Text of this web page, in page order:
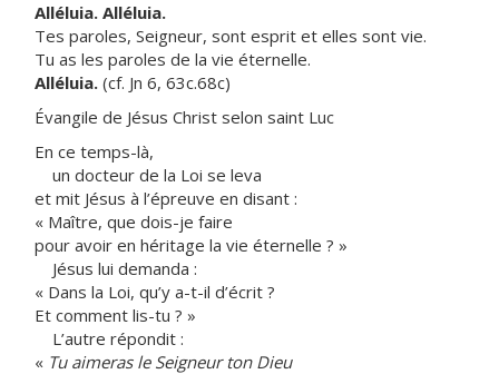
Alléluia. Alléluia.
Tes paroles, Seigneur, sont esprit et elles sont vie.
Tu as les paroles de la vie éternelle.
Alléluia. (cf. Jn 6, 63c.68c)
Évangile de Jésus Christ selon saint Luc
En ce temps-là,
un docteur de la Loi se leva
et mit Jésus à l’épreuve en disant :
« Maître, que dois-je faire
pour avoir en héritage la vie éternelle ? »
Jésus lui demanda :
« Dans la Loi, qu’y a-t-il d’écrit ?
Et comment lis-tu ? »
L’autre répondit :
« Tu aimeras le Seigneur ton Dieu